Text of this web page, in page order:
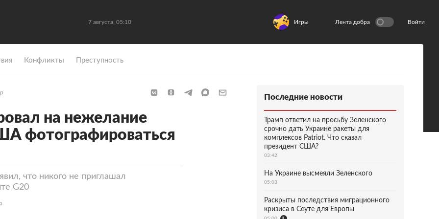
7 августа, 05:10 Игры Лента добра Войти
Конфликты Преступность
на нежелание
фотографироваться
что никого не приглашал
G20
Последние новости
Трамп ответил на просьбу Зеленского
срочно дать Украине ракеты для
комплексов Patriot. Что сказал
президент США?
03:42
На Украине высмеяли Зеленского
05:03
Раскрыты последствия миграционного
кризиса в Сеуте для Европы